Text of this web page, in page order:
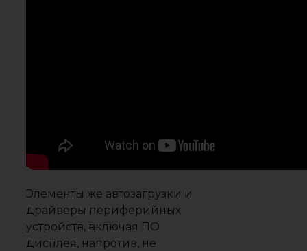
Элементы же автозагрузки и
драйверы периферийных
устройств, включая ПО
дисплея, напротив, не